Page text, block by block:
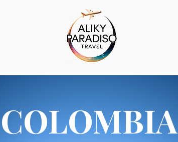
COLOMBIA